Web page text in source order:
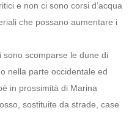
e non ci sono corsi d’acqua
che possano aumentare i
sono scomparse le dune di
nella parte occidentale ed
in prossimità di Marina
sostituite da strade, case